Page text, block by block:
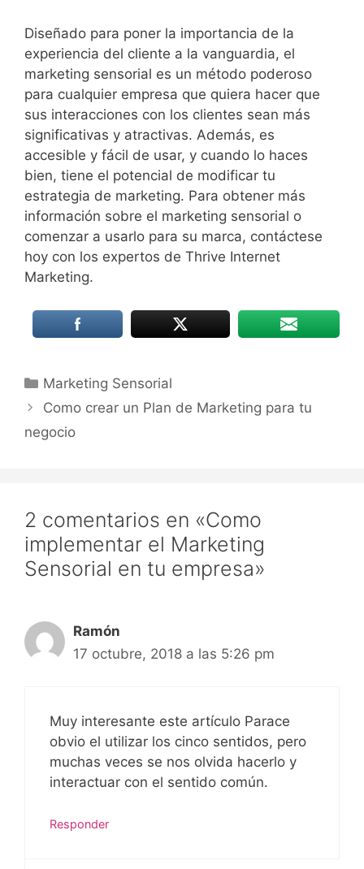
Diseñado para poner la importancia de la
experiencia del cliente a la vanguardia, el
marketing sensorial es un método poderoso
para cualquier empresa que quiera hacer que
sus interacciones con los clientes sean más
significativas y atractivas. Además, es
accesible y fácil de usar, y cuando lo haces
bien, tiene el potencial de modificar tu
estrategia de marketing. Para obtener más
información sobre el marketing sensorial o
comenzar a usarlo para su marca, contáctese
hoy con los expertos de Thrive Internet
Marketing.
Categorías
Marketing Sensorial
Como crear un Plan de Marketing para tu
negocio
2 comentarios en «Como
implementar el Marketing
Sensorial en tu empresa»
Ramón
17 octubre, 2018 a las 5:26 pm
Muy interesante este artículo Parace
obvio el utilizar los cinco sentidos, pero
muchas veces se nos olvida hacerlo y
interactuar con el sentido común.
Responder